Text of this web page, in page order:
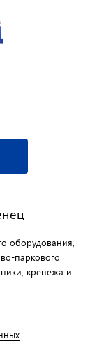
оборудования,
паркового
крепежа и